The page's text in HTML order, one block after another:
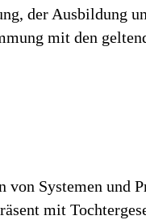
der Ausbildung
mit den
Systemen und
mit